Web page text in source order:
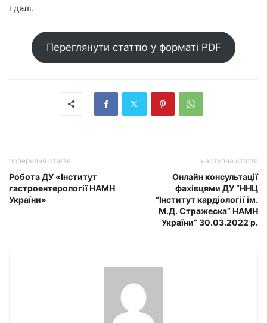
і далі.
Переглянути статтю у форматі PDF
попередня стаття
Робота ДУ «Інститут
гастроентерології НАМН
України»
наступна стаття
Онлайн консультації
фахівцями ДУ “ННЦ
“Інститут кардіології ім.
М.Д. Стражеска” НАМН
України” 30.03.2022 р.